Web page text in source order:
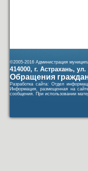
©2005-2016 Администрация
414000, г. Астрахань,
Обращения
Разработка сайта: Отдел
Информация, размещенная на
сообщения. При использовании